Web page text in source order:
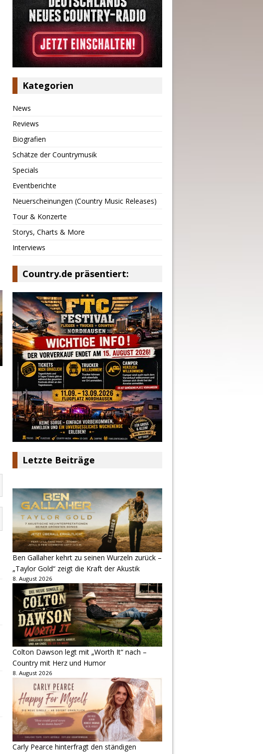
Kategorien
News
Reviews
Biografien
Schätze der Countrymusik
Specials
Eventberichte
Neuerscheinungen (Country Music Releases)
Tour & Konzerte
Storys, Charts & More
Interviews
Country.de präsentiert:
Letzte Beiträge
Ben Gallaher kehrt zu seinen Wurzeln zurück –
„Taylor Gold“ zeigt die Kraft der Akustik
8. August 2026
Colton Dawson legt mit „Worth It“ nach –
Country mit Herz und Humor
8. August 2026
Carly Pearce hinterfragt den ständigen